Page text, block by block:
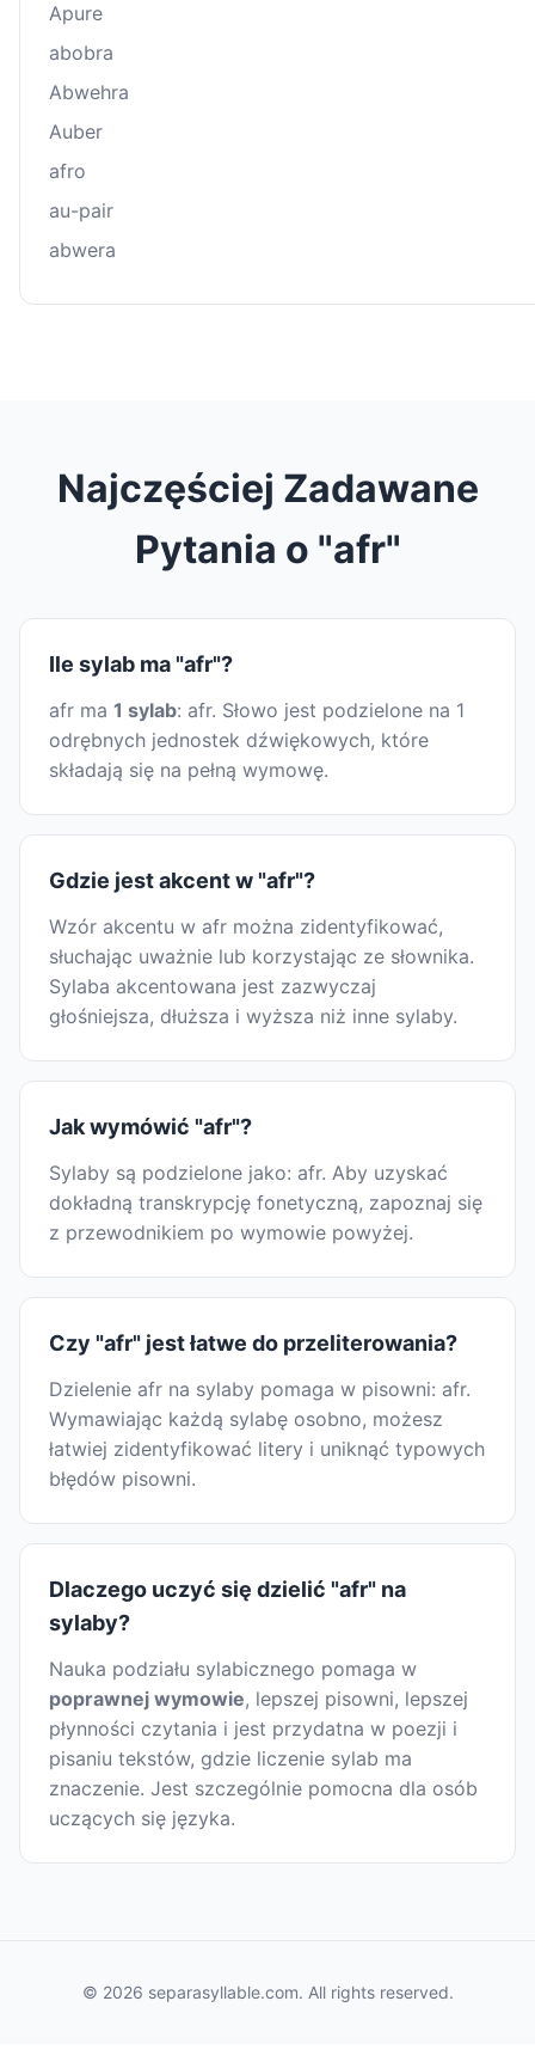
Apure
abobra
Abwehra
Auber
afro
au-pair
abwera
Najczęściej Zadawane
Pytania o "afr"
Ile sylab ma "afr"?
afr ma 1 sylab: afr. Słowo jest podzielone na 1
odrębnych jednostek dźwiękowych, które
składają się na pełną wymowę.
Gdzie jest akcent w "afr"?
Wzór akcentu w afr można zidentyfikować,
słuchając uważnie lub korzystając ze słownika.
Sylaba akcentowana jest zazwyczaj
głośniejsza, dłuższa i wyższa niż inne sylaby.
Jak wymówić "afr"?
Sylaby są podzielone jako: afr. Aby uzyskać
dokładną transkrypcję fonetyczną, zapoznaj się
z przewodnikiem po wymowie powyżej.
Czy "afr" jest łatwe do przeliterowania?
Dzielenie afr na sylaby pomaga w pisowni: afr.
Wymawiając każdą sylabę osobno, możesz
łatwiej zidentyfikować litery i uniknąć typowych
błędów pisowni.
Dlaczego uczyć się dzielić "afr" na
sylaby?
Nauka podziału sylabicznego pomaga w
poprawnej wymowie, lepszej pisowni, lepszej
płynności czytania i jest przydatna w poezji i
pisaniu tekstów, gdzie liczenie sylab ma
znaczenie. Jest szczególnie pomocna dla osób
uczących się języka.
© 2026 separasyllable.com. All rights reserved.